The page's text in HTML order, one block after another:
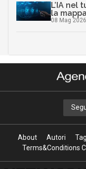
L’IA nel
la
08 Mag 2026
About Autori
Terms&Conditions